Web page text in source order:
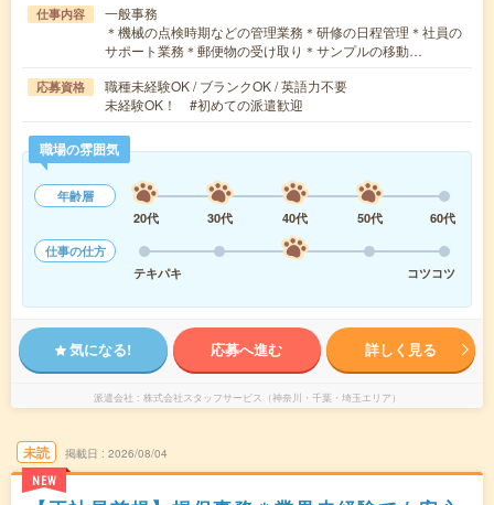
仕事内容
一般事務
＊機械の点検時期などの管理業務＊研修の日程管理＊社員の
サポート業務＊郵便物の受け取り＊サンプルの移動…
応募資格
職種未経験OK / ブランクOK / 英語力不要
未経験OK！ #初めての派遣歓迎
職場の雰囲気
年齢層
20代
30代 40代 50代
60代
仕事の仕方
テキパキ
コツコツ
気になる! 応募へ進む 詳しく見る
派遣会社 株式会社スタッフサービス（神奈川・千葉・埼玉エリア）
未読
NEW
掲載日 2026/08/04